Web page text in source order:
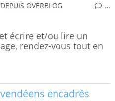
OVERBLOG …
écrire et/ou lire un
rendez-vous tout en